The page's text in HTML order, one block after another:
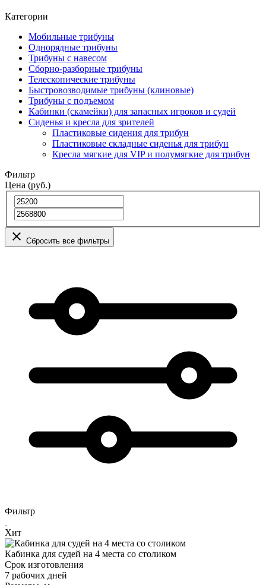
Категории
Мобильные трибуны
Однорядные трибуны
Трибуны с навесом
Сборно-разборные трибуны
Телескопические трибуны
Быстровозводимые трибуны (клиновые)
Трибуны с подъемом
Кабинки (скамейки) для запасных игроков и судей
Сиденья и кресла для зрителей
Пластиковые сидения для трибун
Пластиковые складные сиденья для трибун
Кресла мягкие для VIP и полумягкие для трибун
Фильтр
Цена (руб.)
Сбросить все фильтры
Фильтр
Хит
Кабинка для судей на 4 места со столиком
Срок изготовления
7 рабочих дней